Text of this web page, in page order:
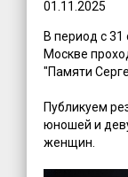
01.11.2025
В период с 31
Москве
"Памяти
Публикуем
юношей и
женщин.